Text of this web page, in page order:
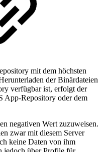
mit dem höchsten
der Binärdateien
verfügbar ist, erfolgt der
App-Repository oder dem
negativen Wert zuzuweisen.
zwar mit diesem Server
keine Daten von ihm